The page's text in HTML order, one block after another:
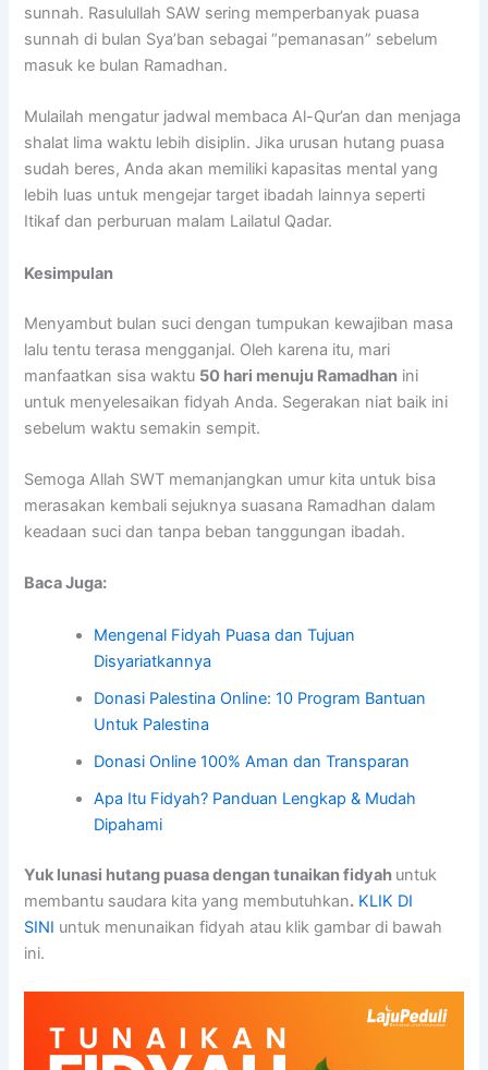
sunnah. Rasulullah SAW sering memperbanyak puasa
sunnah di bulan Sya’ban sebagai “pemanasan” sebelum
masuk ke bulan Ramadhan.
Mulailah mengatur jadwal membaca Al-Qur’an dan menjaga
shalat lima waktu lebih disiplin. Jika urusan hutang puasa
sudah beres, Anda akan memiliki kapasitas mental yang
lebih luas untuk mengejar target ibadah lainnya seperti
Itikaf dan perburuan malam Lailatul Qadar.
Kesimpulan
Menyambut bulan suci dengan tumpukan kewajiban masa
lalu tentu terasa mengganjal. Oleh karena itu, mari
manfaatkan sisa waktu 50 hari menuju Ramadhan ini
untuk menyelesaikan fidyah Anda. Segerakan niat baik ini
sebelum waktu semakin sempit.
Semoga Allah SWT memanjangkan umur kita untuk bisa
merasakan kembali sejuknya suasana Ramadhan dalam
keadaan suci dan tanpa beban tanggungan ibadah.
Baca Juga:
Mengenal Fidyah Puasa dan Tujuan
Disyariatkannya
Donasi Palestina Online: 10 Program Bantuan
Untuk Palestina
Donasi Online 100% Aman dan Transparan
Apa Itu Fidyah? Panduan Lengkap & Mudah
Dipahami
Yuk lunasi hutang puasa dengan tunaikan fidyah untuk
membantu saudara kita yang membutuhkan. KLIK DI
SINI untuk menunaikan fidyah atau klik gambar di bawah
ini.